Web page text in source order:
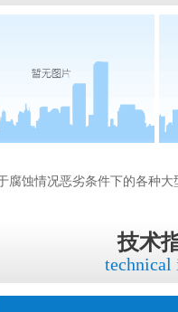
腐蚀情况恶劣条件下的各种
技术
technical